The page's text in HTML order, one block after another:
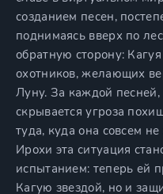
созданием песен,
поднимаясь вверх по
обратную сторону:
охотников, желающих
Луну. За каждой
скрывается угроза
туда, куда она совсем
Ирохи эта ситуация
испытанием: теперь ей
Кагую звездой, но и